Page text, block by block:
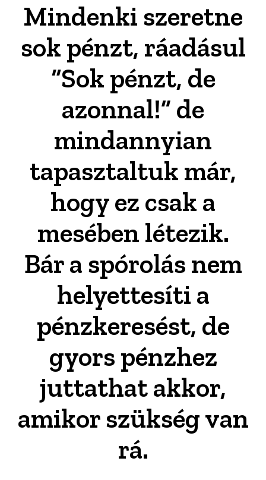
Mindenki szeretne
sok pénzt, ráadásul
“Sok pénzt, de
azonnal!” de
mindannyian
tapasztaltuk már,
hogy ez csak a
mesében létezik.
Bár a spórolás nem
helyettesíti a
pénzkeresést, de
gyors pénzhez
juttathat akkor,
amikor szükség van
rá.